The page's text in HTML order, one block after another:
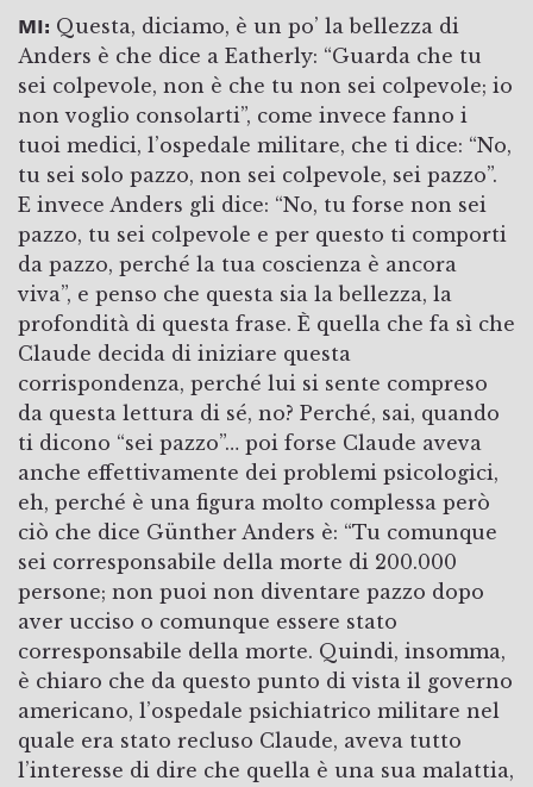
MI: Questa, diciamo, è un po’ la bellezza di
Anders è che dice a Eatherly: “Guarda che tu
sei colpevole, non è che tu non sei colpevole; io
non voglio consolarti”, come invece fanno i
tuoi medici, l’ospedale militare, che ti dice: “No,
tu sei solo pazzo, non sei colpevole, sei pazzo”.
E invece Anders gli dice: “No, tu forse non sei
pazzo, tu sei colpevole e per questo ti comporti
da pazzo, perché la tua coscienza è ancora
viva”, e penso che questa sia la bellezza, la
profondità di questa frase. È quella che fa sì che
Claude decida di iniziare questa
corrispondenza, perché lui si sente compreso
da questa lettura di sé, no? Perché, sai, quando
ti dicono “sei pazzo”… poi forse Claude aveva
anche effettivamente dei problemi psicologici,
eh, perché è una figura molto complessa però
ciò che dice Günther Anders è: “Tu comunque
sei corresponsabile della morte di 200.000
persone; non puoi non diventare pazzo dopo
aver ucciso o comunque essere stato
corresponsabile della morte. Quindi, insomma,
è chiaro che da questo punto di vista il governo
americano, l’ospedale psichiatrico militare nel
quale era stato recluso Claude, aveva tutto
l’interesse di dire che quella è una sua malattia,